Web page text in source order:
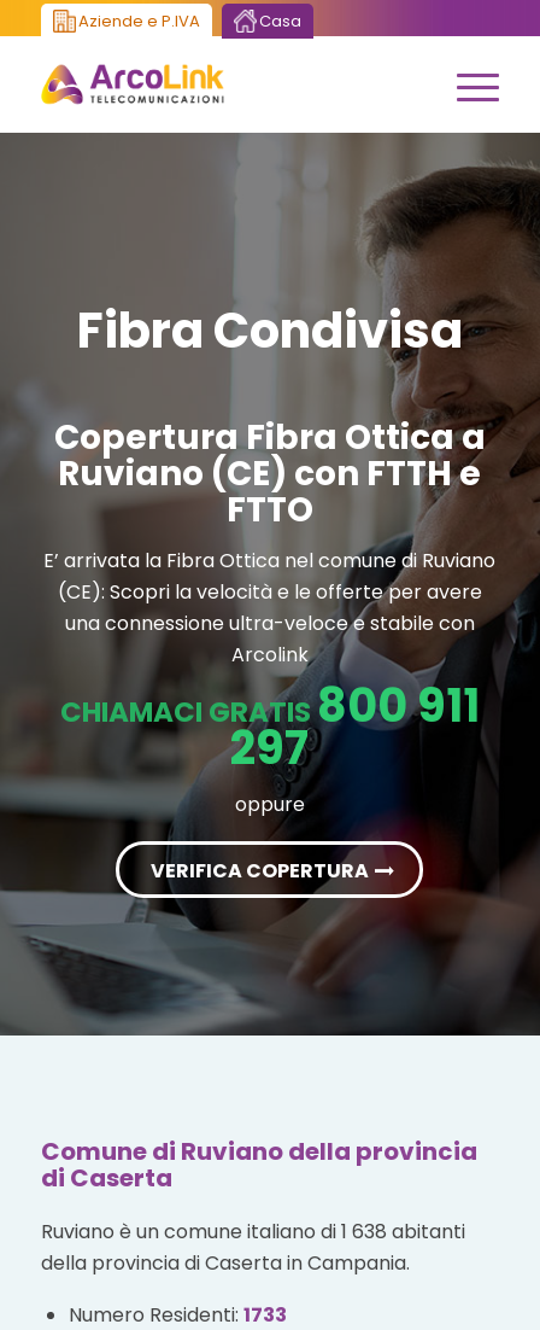
Aziende e P.IVA Casa
Fibra Condivisa
Copertura Fibra Ottica a
Ruviano (CE) con FTTH e
FTTO
E’ arrivata la Fibra Ottica nel comune di Ruviano
(CE): Scopri la velocità e le offerte per avere
una connessione ultra-veloce e stabile con
Arcolink
CHIAMACI GRATIS800 911
297
oppure
VERIFICA COPERTURA
Comune di Ruviano della provincia
di Caserta
Ruviano è un comune italiano di 1 638 abitanti
della provincia di Caserta in Campania.
Numero Residenti: 1733